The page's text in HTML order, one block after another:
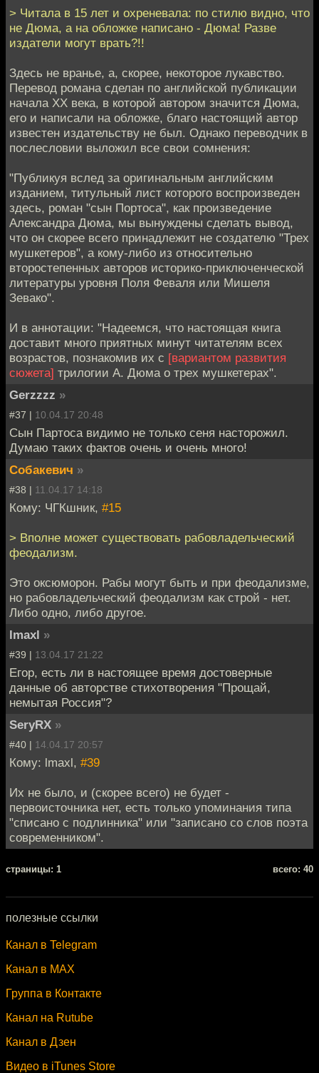
> Читала в 15 лет и охреневала: по стилю видно, что
не Дюма, а на обложке написано - Дюма! Разве
издатели могут врать?!!
Здесь не вранье, а, скорее, некоторое лукавство.
Перевод романа сделан по английской публикации
начала XX века, в которой автором значится Дюма,
его и написали на обложке, благо настоящий автор
известен издательству не был. Однако переводчик в
послесловии выложил все свои сомнения:
"Публикуя вслед за оригинальным английским
изданием, титульный лист которого воспроизведен
здесь, роман "сын Портоса", как произведение
Александра Дюма, мы вынуждены сделать вывод,
что он скорее всего принадлежит не создателю "Трех
мушкетеров", а кому-либо из относительно
второстепенных авторов историко-приключенческой
литературы уровня Поля Феваля или Мишеля
Зевако".
И в аннотации: "Надеемся, что настоящая книга
доставит много приятных минут читателям всех
возрастов, познакомив их с [вариантом развития
сюжета] трилогии А. Дюма о трех мушкетерах".
Gerzzzz »
#37 | 10.04.17 20:48
Сын Партоса видимо не только сеня насторожил.
Думаю таких фактов очень и очень много!
Собакевич »
#38 | 11.04.17 14:18
Кому: ЧГКшник, #15
> Вполне может существовать рабовладельческий
феодализм.
Это оксюморон. Рабы могут быть и при феодализме,
но рабовладельческий феодализм как строй - нет.
Либо одно, либо другое.
lmaxl »
#39 | 13.04.17 21:22
Егор, есть ли в настоящее время достоверные
данные об авторстве стихотворения "Прощай,
немытая Россия"?
SeryRX »
#40 | 14.04.17 20:57
Кому: lmaxl, #39
Их не было, и (скорее всего) не будет -
первоисточника нет, есть только упоминания типа
"списано с подлинника" или "записано со слов поэта
современником".
cтраницы: 1 всего: 40
полезные ссылки
Канал в Telegram
Канал в MAX
Группа в Контакте
Канал на Rutube
Канал в Дзен
Видео в iTunes Store